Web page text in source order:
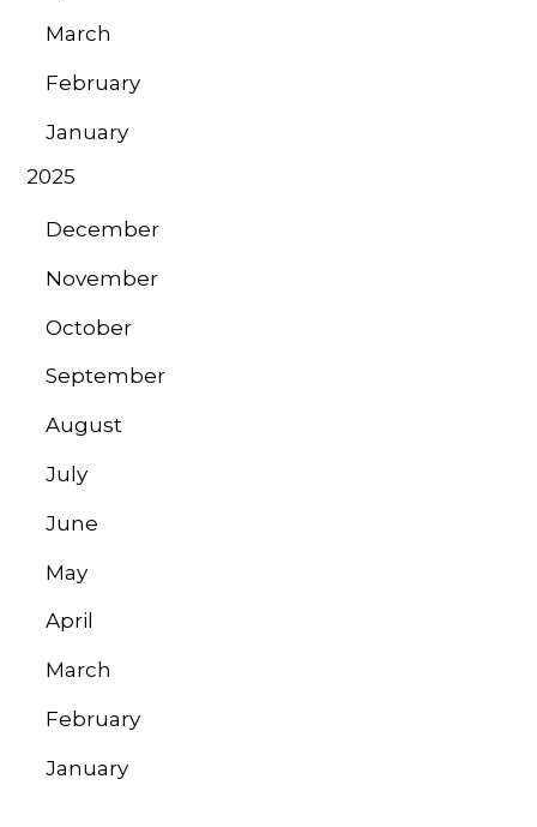
March
February
January
2025
December
November
October
September
August
July
June
May
April
March
February
January